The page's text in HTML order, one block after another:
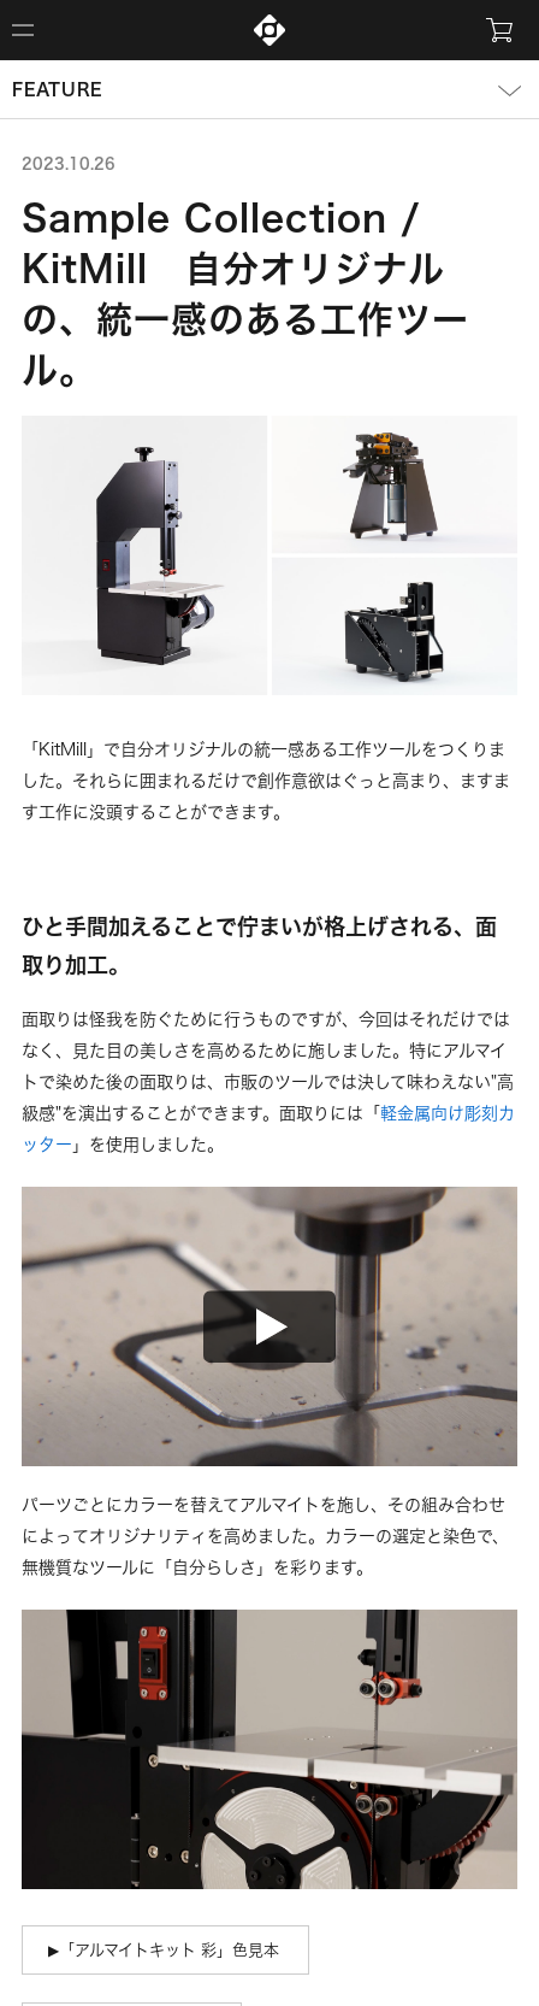
FEATURE
2023.10.26
Sample Collection /
KitMill 自分オリジナル
の、統一感のある工作ツー
ル。
「KitMill」で自分オリジナルの統一感ある工作ツールをつくりま
した。それらに囲まれるだけで創作意欲はぐっと高まり、ますま
す工作に没頭することができます。
ひと手間加えることで佇まいが格上げされる、面
取り加工。
面取りは怪我を防ぐために行うものですが、今回はそれだけでは
なく、見た目の美しさを高めるために施しました。特にアルマイ
トで染めた後の面取りは、市販のツールでは決して味わえない"高
級感"を演出することができます。面取りには「軽金属向け彫刻カ
ッター 」を使用しました。
オリジナリティを決定づけるアルマイト
パーツごとにカラーを替えてアルマイトを施し、その組み合わせ
によってオリジナリティを高めました。カラーの選定と染色で、
無機質なツールに「自分らしさ」を彩ります。
「アルマイトキット 彩」色見本